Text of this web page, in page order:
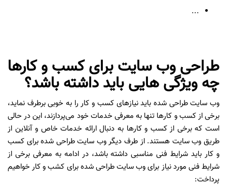
...
طراحی وب سایت برای کسب و کارها
چه ویژگی هایی باید داشته باشد؟
وب سایت طراحی شده باید نیازهای کسب و کار را به خوبی برطرف نماید،
برخی از کسب و کارها تنها به معرفی خدمات خود می‌پردازند، این در حالی
است که برخی از کسب و کارها به دنبال ارائه خدمات خاص و آنلاین از
طریق وب سایت هستند. از طرف دیگر وب سایت طراحی شده برای کسب
و کار باید شرایط فنی مناسبی داشته باشد، در ادامه به معرفی برخی از
شرایط فنی مورد نیاز برای وب سایت طراحی شده برای کشب و کار خواهیم
پرداخت: